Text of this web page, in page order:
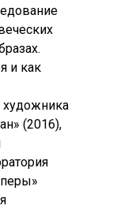
и как
художника
(2016),